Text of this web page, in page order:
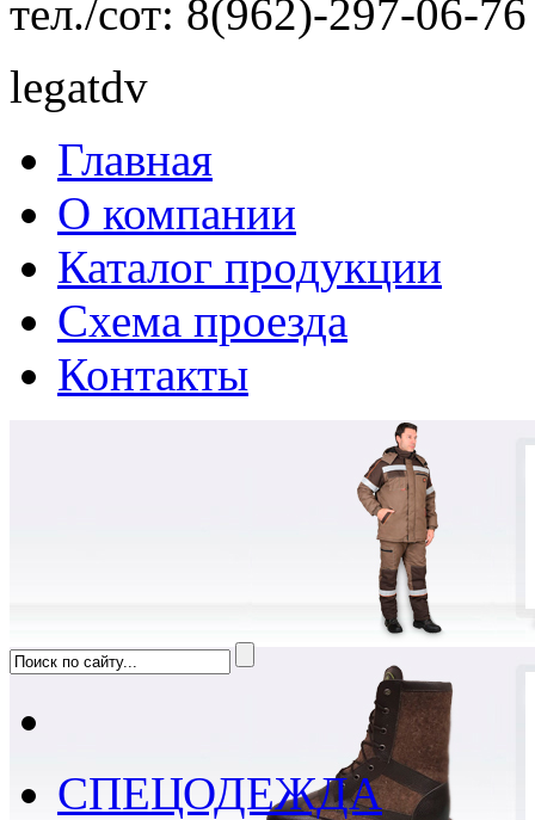
тел./сот: 8(962)-297-06-76
legatdv
Главная
О компании
Каталог продукции
Схема проезда
Контакты
СПЕЦОДЕЖДА